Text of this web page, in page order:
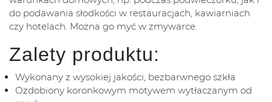
do podawania słodkości w restauracjach, kawiarniach
czy hotelach. Można go myć w zmywarce.
Zalety produktu:
Wykonany z wysokiej jakości, bezbarwnego szkła
Ozdobiony koronkowym motywem wytłaczanym od